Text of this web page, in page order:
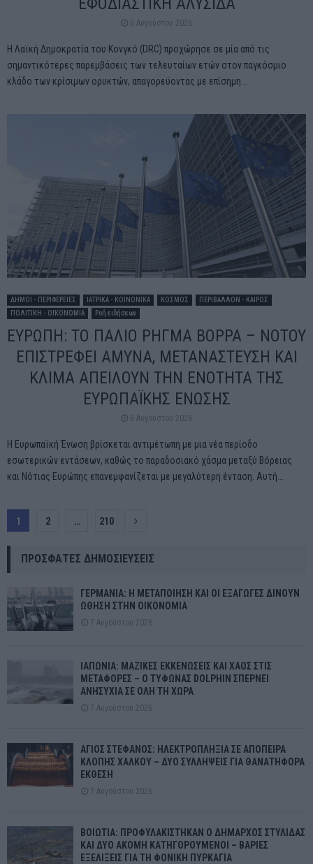
6 Αυγούστου 2026
Η Λαϊκή Δημοκρατία του Κονγκό (DRC) προχώρησε σε μία από τις
σημαντικότερες παρεμβάσεις των τελευταίων ετών στον παγκόσμιο
κλάδο των κρίσιμων ορυκτών, απαγορεύοντας με επίσημη...
ΔΗΜΟΙ - ΠΕΡΙΦΕΡΕΙΕΣ ΙΑΤΡΙΚΑ - ΚΟΙΝΩΝΙΚΑ ΚΟΣΜΟΣ
ΠΕΡΙΒΑΛΛΟΝ - ΚΑΙΡΟΣ
ΠΟΛΙΤΙΚΗ - ΟΙΚΟΝΟΜΙΑ
Ροή ειδήσεων
ΕΥΡΩΠΗ: ΤΟ ΠΑΛΙΟ ΡΗΓΜΑ ΒΟΡΡΑ – ΝΟΤΟΥ
ΕΠΙΣΤΡΕΦΕΙ ΑΜΥΝΑ, ΜΕΤΑΝΑΣΤΕΥΣΗ ΚΑΙ
ΚΛΙΜΑ ΑΠΕΙΛΟΥΝ ΤΗΝ ΕΝΟΤΗΤΑ ΤΗΣ
ΕΥΡΩΠΑΪΚΗΣ ΕΝΩΣΗΣ
6 Αυγούστου 2026
Η Ευρωπαϊκή Ένωση βρίσκεται αντιμέτωπη με μια νέα περίοδο
εσωτερικών εντάσεων, καθώς το παραδοσιακό χάσμα μεταξύ Βόρειας
και Νότιας Ευρώπης επανεμφανίζεται με μεγαλύτερη ένταση. Αυτή...
Σελιδοποίηση
άρθρων
1 2 … 210
ΠΡΌΣΦΑΤΕΣ ΔΗΜΟΣΙΕΎΣΕΙΣ
ΓΕΡΜΑΝΙΑ: Η ΜΕΤΑΠΟΙΗΣΗ ΚΑΙ ΟΙ ΕΞΑΓΩΓΕΣ ΔΙΝΟΥΝ
ΩΘΗΣΗ ΣΤΗΝ ΟΙΚΟΝΟΜΙΑ
7 Αυγούστου 2026
ΙΑΠΩΝΙΑ: ΜΑΖΙΚΕΣ ΕΚΚΕΝΩΣΕΙΣ ΚΑΙ ΧΑΟΣ ΣΤΙΣ
ΜΕΤΑΦΟΡΕΣ – Ο ΤΥΦΩΝΑΣ DOLPHIN ΣΠΕΡΝΕΙ
ΑΝΗΣΥΧΙΑ ΣΕ ΟΛΗ ΤΗ ΧΩΡΑ
7 Αυγούστου 2026
ΑΓΙΟΣ ΣΤΕΦΑΝΟΣ: ΗΛΕΚΤΡΟΠΛΗΞΙΑ ΣΕ ΑΠΟΠΕΙΡΑ
ΚΛΟΠΗΣ ΧΑΛΚΟΥ – ΔΥΟ ΣΥΛΛΗΨΕΙΣ ΓΙΑ ΘΑΝΑΤΗΦΟΡΑ
ΕΚΘΕΣΗ
7 Αυγούστου 2026
ΒΟΙΩΤΙΑ: ΠΡΟΦΥΛΑΚΙΣΤΗΚΑΝ Ο ΔΗΜΑΡΧΟΣ ΣΤΥΛΙΔΑΣ
ΚΑΙ ΔΥΟ ΑΚΟΜΗ ΚΑΤΗΓΟΡΟΥΜΕΝΟΙ – ΒΑΡΙΕΣ
ΕΞΕΛΙΞΕΙΣ ΓΙΑ ΤΗ ΦΟΝΙΚΗ ΠΥΡΚΑΓΙΑ